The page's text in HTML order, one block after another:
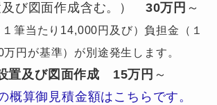
及び図面作成含む。） 30万円 ～
筆当たり14,000円及び）負担金（１
円が基準）が別途発生します。
置及び図面作成 15万円 ～
概算御見積金額はこちらです。